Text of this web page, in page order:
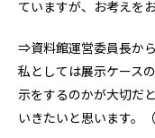
ていますが、お考えを
⇒資料館運営委員長か
私としては展示ケース
示をするのかが大切だ
いきたいと思います。（